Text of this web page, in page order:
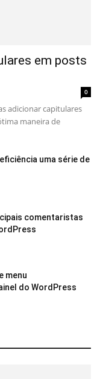
em posts
0
adicionar capitulares
maneira de
uma série de
comentaristas
menu
do WordPress